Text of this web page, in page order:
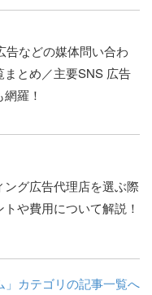
告などの媒体問い合わ
まとめ／主要SNS 広告
羅！
ング広告代理店を選ぶ際
や費用について解説！
」カテゴリの記事一覧へ